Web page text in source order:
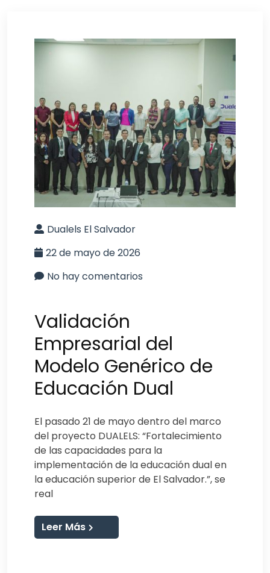
Dualels El Salvador
22 de mayo de 2026
No hay comentarios
Validación
Empresarial del
Modelo Genérico de
Educación Dual
El pasado 21 de mayo dentro del marco
del proyecto DUALELS: “Fortalecimiento
de las capacidades para la
implementación de la educación dual en
la educación superior de El Salvador.”, se
real
Leer Más